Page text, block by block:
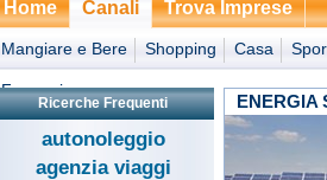
Home Canali Trova Imprese
Mangiare e Bere Shopping Casa
Formazione
Ricerche Frequenti
autonoleggio
agenzia viaggi
ENERGIA